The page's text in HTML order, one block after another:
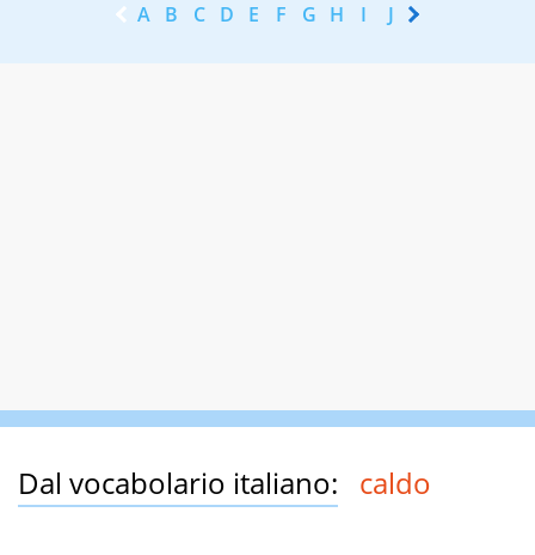
A B C D E F G H I J K
Dal vocabolario italiano: caldo